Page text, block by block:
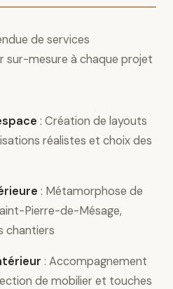
de services
sur-mesure à chaque projet
: Création de layouts
réalistes et choix des
: Métamorphose de
Pierre-de-Mésage,
chantiers
: Accompagnement
de mobilier et touches